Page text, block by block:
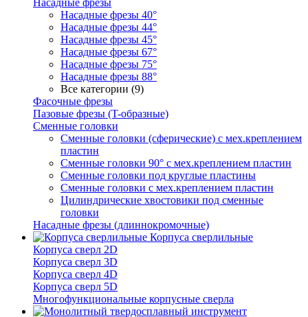
Насадные фрезы
Насадные фрезы 40°
Насадные фрезы 44°
Насадные фрезы 45°
Насадные фрезы 67°
Насадные фрезы 75°
Насадные фрезы 88°
Все категории (9)
Фасочные фрезы
Пазовые фрезы (T-образные)
Сменные головки
Сменные головки (сферические) с мех.креплением
пластин
Сменные головки 90° с мех.креплением пластин
Сменные головки под круглые пластины
Сменные головки с мех.креплением пластин
Цилиндрические хвостовики под сменные
головки
Насадные фрезы (длиннокромочные)
Корпуса сверлильные
Корпуса сверл 2D
Корпуса сверл 3D
Корпуса сверл 4D
Корпуса сверл 5D
Многофункциональные корпусные сверла